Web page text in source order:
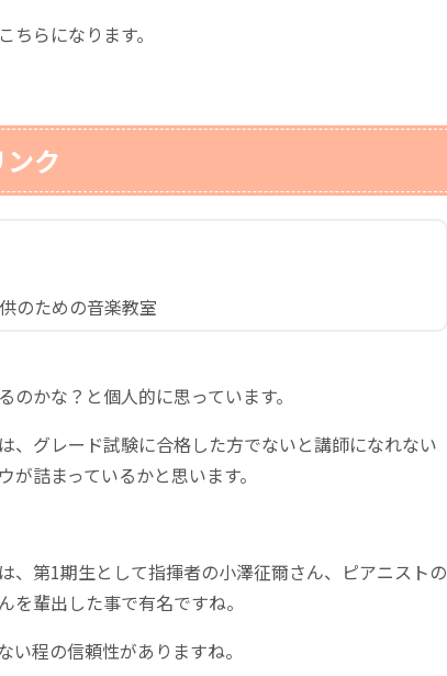
らになります。
ク
のための音楽教室
かな？と個人的に思っています。
、グレード試験に合格した方でないと講師になれない
詰まっているかと思います。
、第1期生として指揮者の小澤征爾さん、ピアニストの
輩出した事で有名ですね。
程の信頼性がありますね。